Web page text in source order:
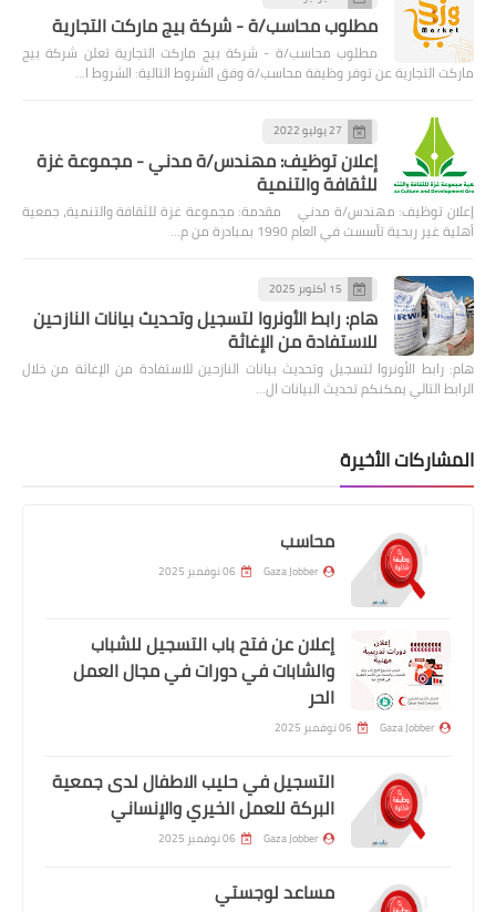
مطلوب محاسب/ة - شركة بيج ماركت التجارية
مطلوب محاسب/ة - شركة بيج ماركت التجارية تعلن شركة بيج
ماركت التجارية عن توفر وظيفة محاسب/ة وفق الشروط التالية: الشروط ا…
27 يوليو 2022
إعلان توظيف: مهندس/ة مدني - مجموعة غزة
للثقافة والتنمية
إعلان توظيف: مهندس/ة مدني مقدمة: مجموعة غزة للثقافة والتنمية، جمعية
أهلية غير ربحية تأسست في العام 1990 بمبادرة من م…
15 أكتوبر 2025
هام: رابط الأونروا لتسجيل وتحديث بيانات النازحين
للاستفادة من الإغاثة
هام: رابط الأونروا لتسجيل وتحديث بيانات النازحين للاستفادة من الإغاثة من خلال
الرابط التالي يمكنكم تحديث البيانات ال…
المشاركات الأخيرة
محاسب
Gaza Jobber 06 نوفمبر 2025
إعلان عن فتح باب التسجيل للشباب
والشابات في دورات في مجال العمل
الحر
Gaza Jobber 06 نوفمبر 2025
التسجيل في حليب الاطفال لدى جمعية
البركة للعمل الخيري والإنساني
Gaza Jobber 06 نوفمبر 2025
مساعد لوجستي